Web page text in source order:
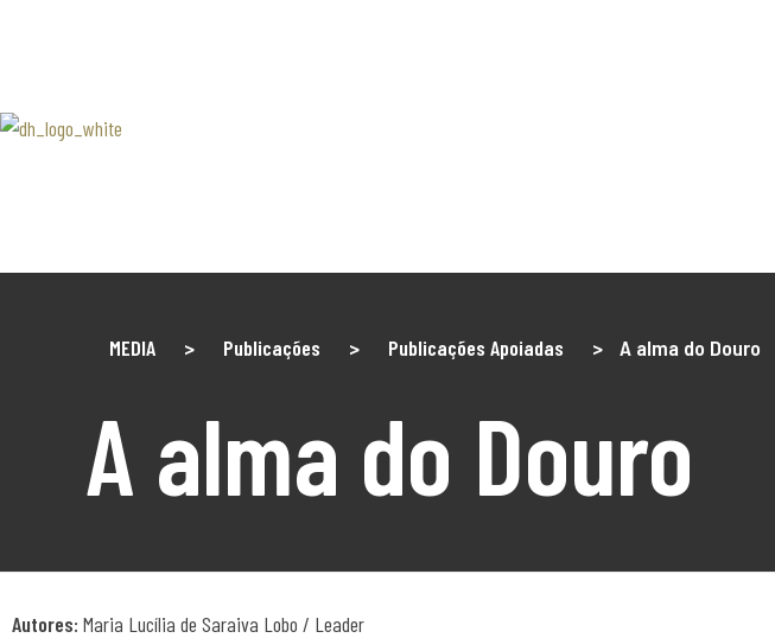
MEDIA > Publicações > Publicações Apoiadas > A alma do Douro
A alma do Douro
Autores: Maria Lucília de Saraiva Lobo / Leader